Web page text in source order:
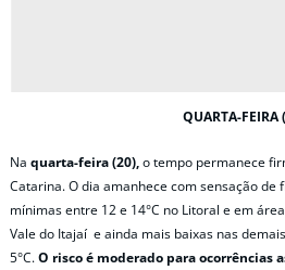
QUARTA-FEIRA
Na quarta-feira (20),o tempo permanece
Catarina. O dia amanhece com sensação de
mínimas entre 12 e 14°C no Litoral e em
Vale do Itajaí e ainda mais baixas nas
5°C.O risco é moderado para ocorrências